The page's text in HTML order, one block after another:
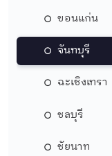
ขอนแก่น
จันทบุรี
ฉะเชิงเทรา
ชลบุรี
ชัยนาท